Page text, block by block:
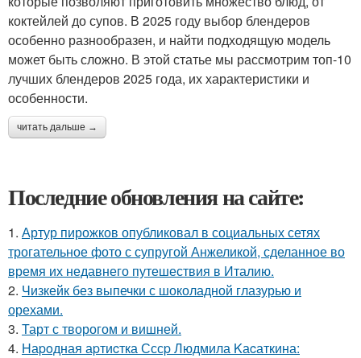
коктейлей до супов. В 2025 году выбор блендеров
особенно разнообразен, и найти подходящую модель
может быть сложно. В этой статье мы рассмотрим топ-10
лучших блендеров 2025 года, их характеристики и
особенности.
читать дальше →
Последние обновления на сайте:
1. Артур пирожков опубликовал в социальных сетях
трогательное фото с супругой Анжеликой, сделанное во
время их недавнего путешествия в Италию.
2. Чизкейк без выпечки с шоколадной глазурью и
орехами.
3. Тарт с творогом и вишней.
4. Hаpoдная аpтиcтка Сссp Людмила Kаcаткина: